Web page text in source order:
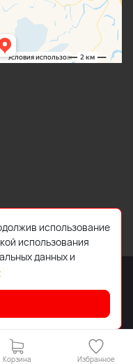
наIDIGI
Корзина Избранное
использование
использования
данных и